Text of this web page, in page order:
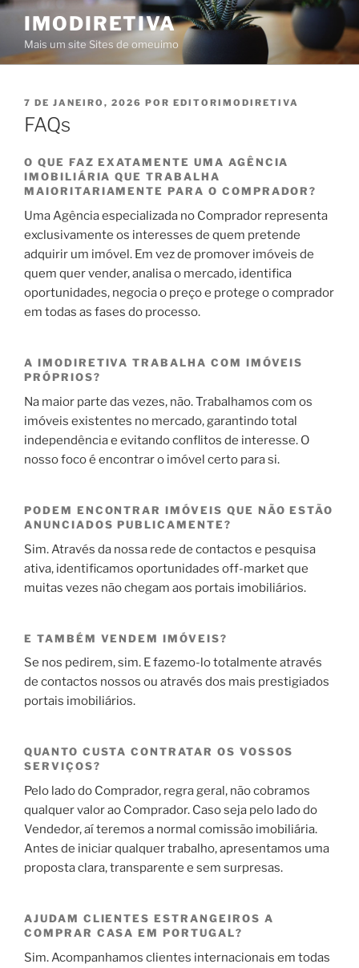
Saltar
conteúdo
IMODIRETIVA
Mais um site Sites de omeuimo
PUBLICADO
EM
7 DE JANEIRO, 2026 POR EDITORIMODIRETIVA
FAQs
O QUE FAZ EXATAMENTE UMA AGÊNCIA
IMOBILIÁRIA QUE TRABALHA
MAIORITARIAMENTE PARA O COMPRADOR?
Uma Agência especializada no Comprador representa
exclusivamente os interesses de quem pretende
adquirir um imóvel. Em vez de promover imóveis de
quem quer vender, analisa o mercado, identifica
oportunidades, negocia o preço e protege o comprador
em todas as fases do processo.
A IMODIRETIVA TRABALHA COM IMÓVEIS
PRÓPRIOS?
Na maior parte das vezes, não. Trabalhamos com os
imóveis existentes no mercado, garantindo total
independência e evitando conflitos de interesse. O
nosso foco é encontrar o imóvel certo para si.
PODEM ENCONTRAR IMÓVEIS QUE NÃO ESTÃO
ANUNCIADOS PUBLICAMENTE?
Sim. Através da nossa rede de contactos e pesquisa
ativa, identificamos oportunidades off-market que
muitas vezes não chegam aos portais imobiliários.
E TAMBÉM VENDEM IMÓVEIS?
Se nos pedirem, sim. E fazemo-lo totalmente através
de contactos nossos ou através dos mais prestigiados
portais imobiliários.
QUANTO CUSTA CONTRATAR OS VOSSOS
SERVIÇOS?
Pelo lado do Comprador, regra geral, não cobramos
qualquer valor ao Comprador. Caso seja pelo lado do
Vendedor, aí teremos a normal comissão imobiliária.
Antes de iniciar qualquer trabalho, apresentamos uma
proposta clara, transparente e sem surpresas.
AJUDAM CLIENTES ESTRANGEIROS A
COMPRAR CASA EM PORTUGAL?
Sim. Acompanhamos clientes internacionais em todas